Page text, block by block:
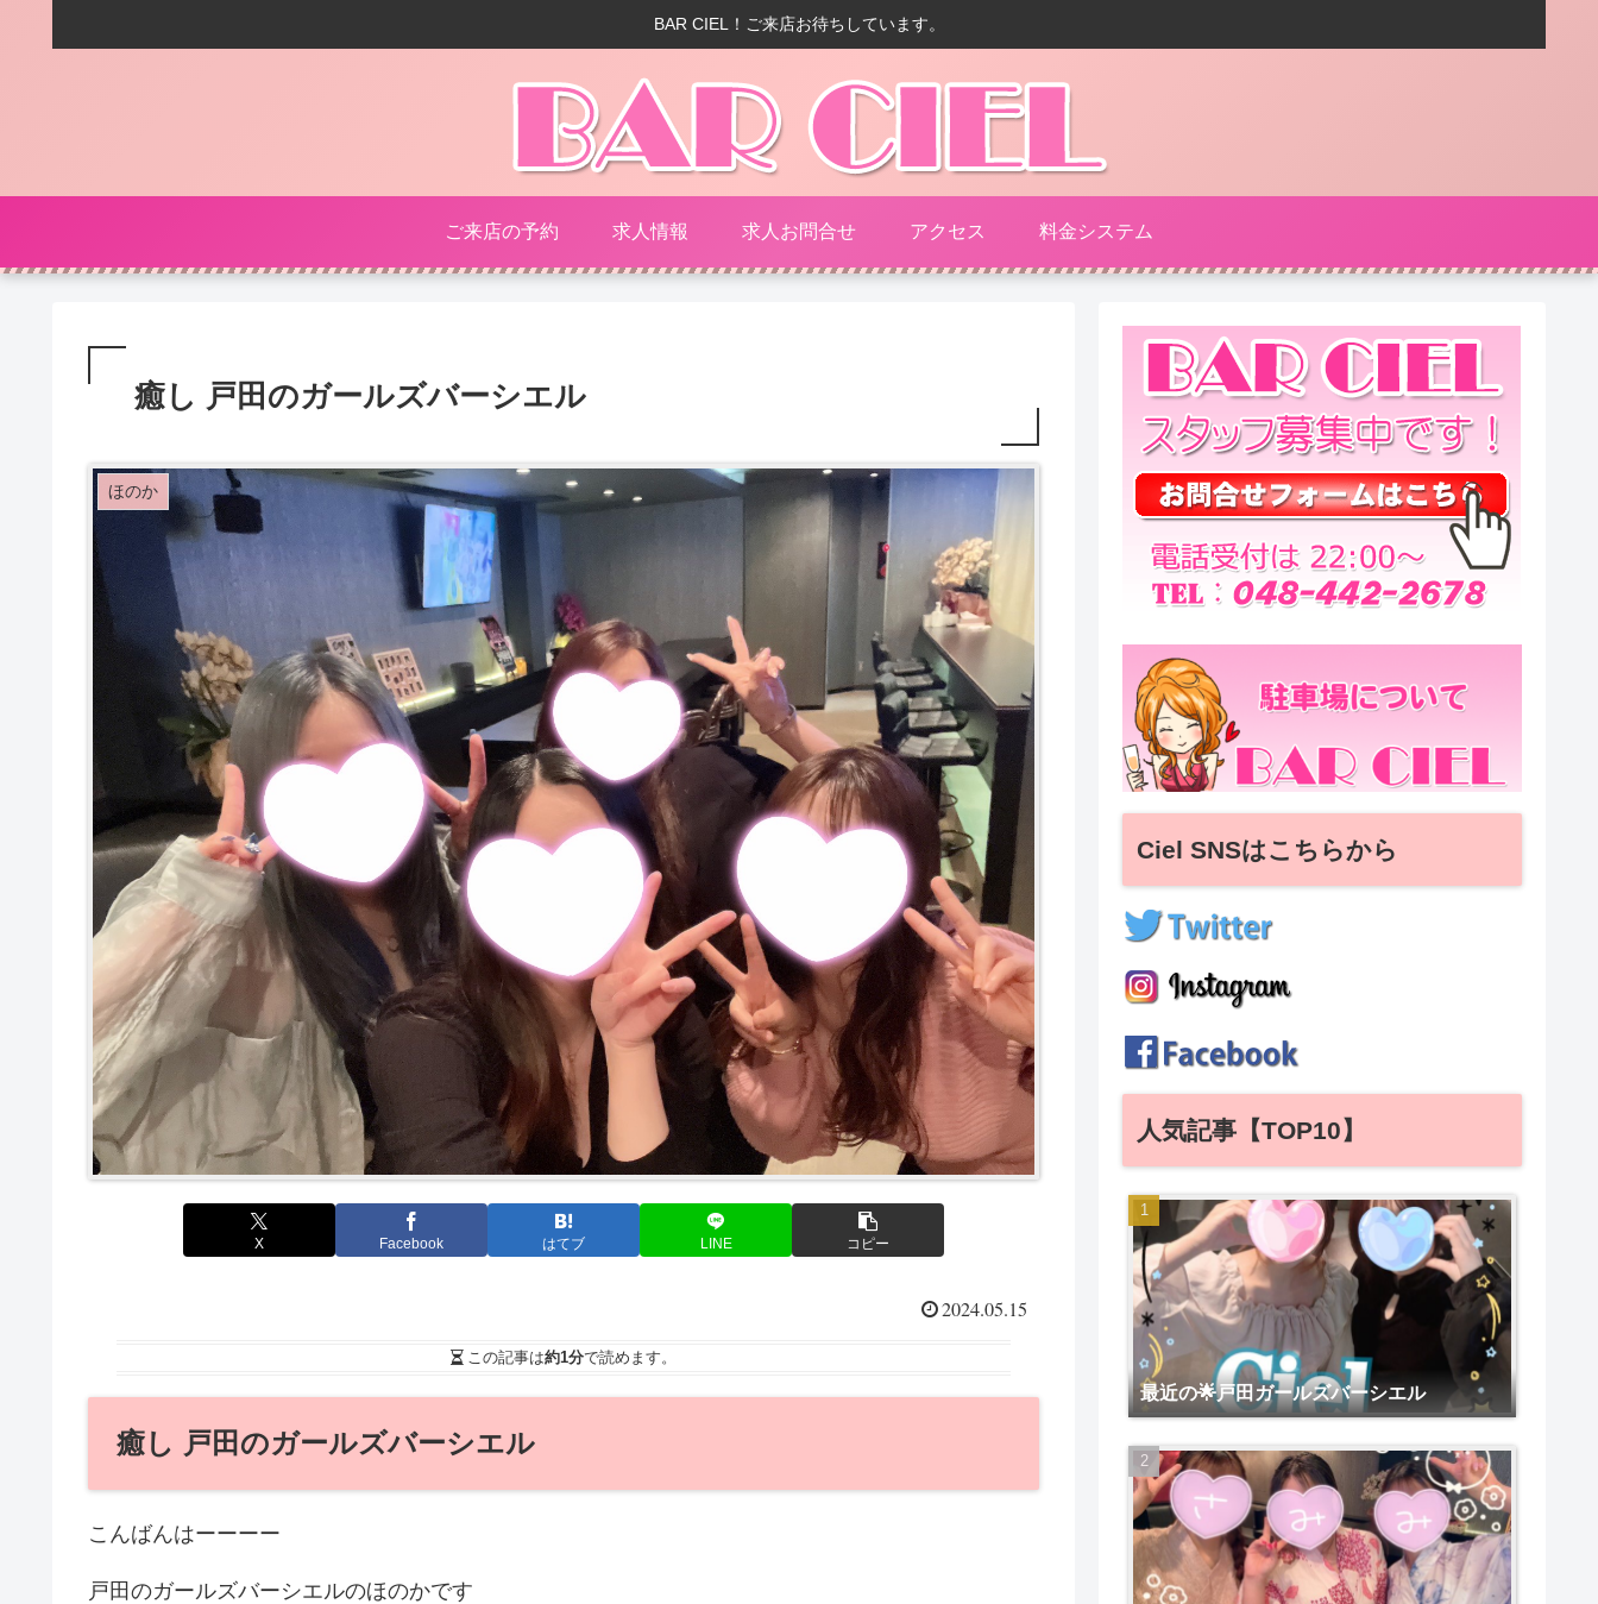
BAR CIEL！ご来店お待ちしています。
ご来店の予約 求人情報 求人お問合せ アクセス 料金システム
癒し 戸田のガールズバーシエル
ほのか
X Facebook はてブ LINE コピー
2024.05.15
この記事は約1分で読めます。
癒し 戸田のガールズバーシエル
こんばんはーーーー
戸田のガールズバーシエルのほのかです
Ciel SNSはこちらから
人気記事【TOP10】
最近の🌟戸田ガールズバーシエル